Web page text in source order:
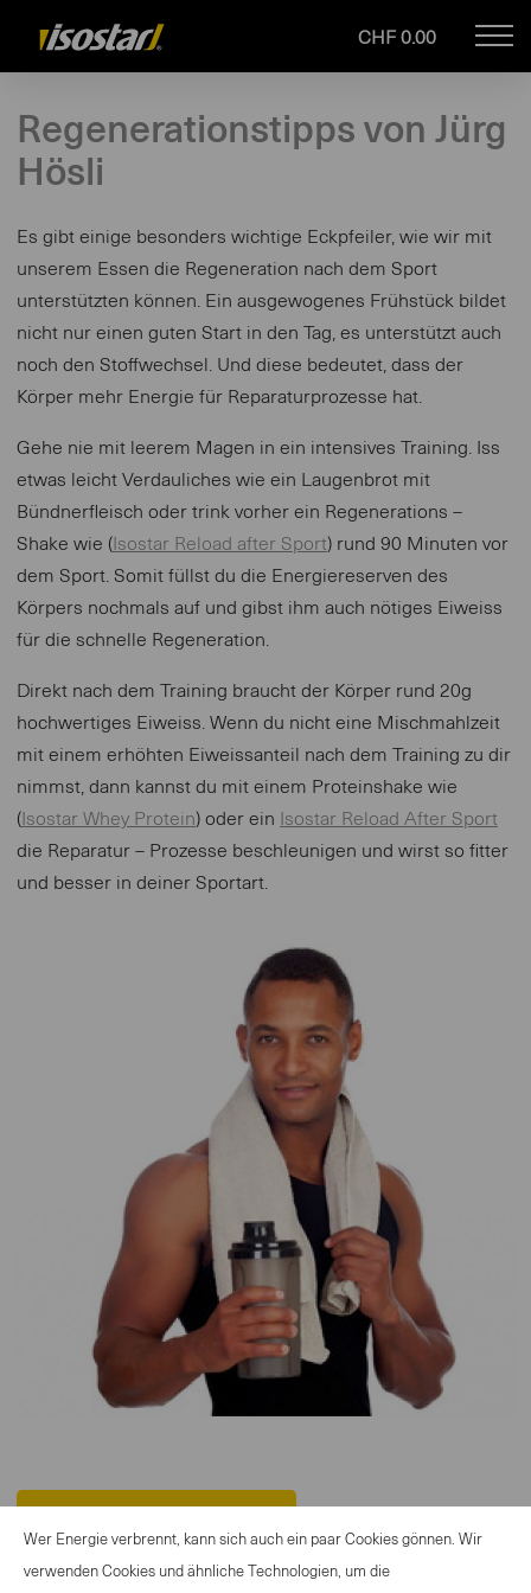
isostar.ch
CHF 0.00
Regenerationstipps von Jürg
Hösli
Es gibt einige besonders wichtige Eckpfeiler, wie wir mit
unserem Essen die Regeneration nach dem Sport
unterstützten können. Ein ausgewogenes Frühstück bildet
nicht nur einen guten Start in den Tag, es unterstützt auch
noch den Stoffwechsel. Und diese bedeutet, dass der
Körper mehr Energie für Reparaturprozesse hat.
Gehe nie mit leerem Magen in ein intensives Training. Iss
etwas leicht Verdauliches wie ein Laugenbrot mit
Bündnerfleisch oder trink vorher ein Regenerations –
Shake wie ( Isostar Reload after Sport) rund 90 Minuten vor
dem Sport. Somit füllst du die Energiereserven des
Körpers nochmals auf und gibst ihm auch nötiges Eiweiss
für die schnelle Regeneration.
Direkt nach dem Training braucht der Körper rund 20g
hochwertiges Eiweiss. Wenn du nicht eine Mischmahlzeit
mit einem erhöhten Eiweissanteil nach dem Training zu dir
nimmst, dann kannst du mit einem Proteinshake wie
( Isostar Whey Protein) oder ein
Isostar Reload After Sport
die Reparatur – Prozesse beschleunigen und wirst so fitter
und besser in deiner Sportart.
Wer Energie verbrennt, kann sich auch ein paar Cookies gönnen. Wir
verwenden Cookies und ähnliche Technologien, um die